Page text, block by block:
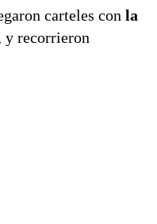
carteles con la
y recorrieron